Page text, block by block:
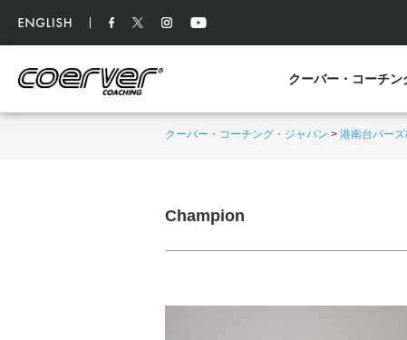
クーバー・コーチン
クーバー・コーチング・ジャパン > 港南台バー
Champion